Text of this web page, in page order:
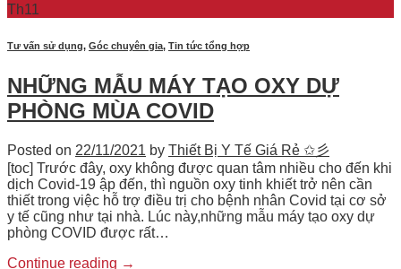
Th11
Tư vấn sử dụng, Góc chuyên gia, Tin tức tổng hợp
NHỮNG MẪU MÁY TẠO OXY DỰ
PHÒNG MÙA COVID
Posted on 22/11/2021 by Thiết Bị Y Tế Giá Rẻ ✩彡
[toc] Trước đây, oxy không được quan tâm nhiều cho đến khi
dịch Covid-19 ập đến, thì nguồn oxy tinh khiết trở nên cần
thiết trong việc hỗ trợ điều trị cho bệnh nhân Covid tại cơ sở
y tế cũng như tại nhà. Lúc này,những mẫu máy tạo oxy dự
phòng COVID được rất…
Continue reading →